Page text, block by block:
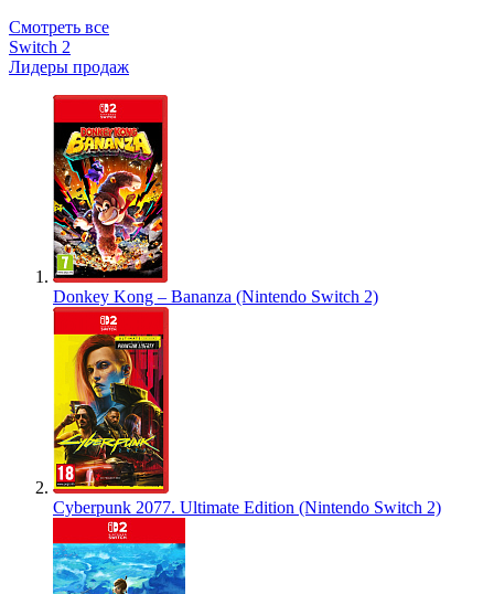
Смотреть все
Switch 2
Лидеры продаж
Donkey Kong – Bananza (Nintendo Switch 2)
Cyberpunk 2077. Ultimate Edition (Nintendo Switch 2)